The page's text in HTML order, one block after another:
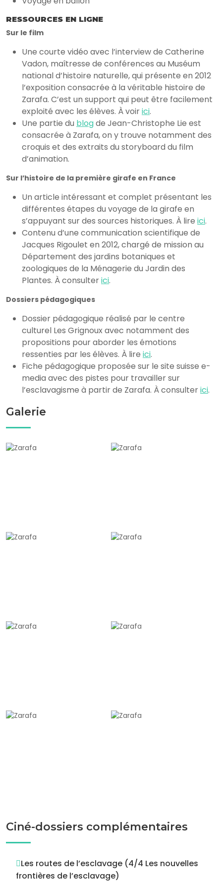
RESSOURCES EN LIGNE
Sur le film
Une courte vidéo avec l’interview de Catherine
Vadon, maîtresse de conférences au Muséum
national d’histoire naturelle, qui présente en 2012
l’exposition consacrée à la véritable histoire de
Zarafa. C’est un support qui peut être facilement
exploité avec les élèves. À voirici.
Une partie du blogde Jean-Christophe Lie est
consacrée à Zarafa, on y trouve notamment des
croquis et des extraits du storyboard du film
d’animation.
Sur l’histoire de la première girafe en France
Un article intéressant et complet présentant les
différentes étapes du voyage de la girafe en
s’appuyant sur des sources historiques. À lire ici.
Contenu d’une communication scientifique de
Jacques Rigoulet en 2012, chargé de mission au
Département des jardins botaniques et
zoologiques de la Ménagerie du Jardin des
Plantes. À consulterici.
Dossiers pédagogiques
Dossier pédagogique réalisé par le centre
culturel Les Grignoux avec notamment des
propositions pour aborder les émotions
ressenties par les élèves. À lire ici.
Fiche pédagogique proposée sur le site suisse e-
media avec des pistes pour travailler sur
l’esclavagisme à partir de Zarafa. À consulterici.
Galerie
Ciné-dossiers complémentaires
Les routes de l’esclavage (4/4 Les nouvelles
frontières de l’esclavage)